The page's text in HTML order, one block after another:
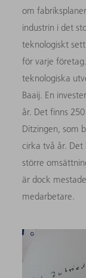
om
industrin i det
teknologiskt
för varje
teknologiska
Baaij. En
år. Det finns
Ditzingen, som
cirka två år.
större
är dock
medarbetare.